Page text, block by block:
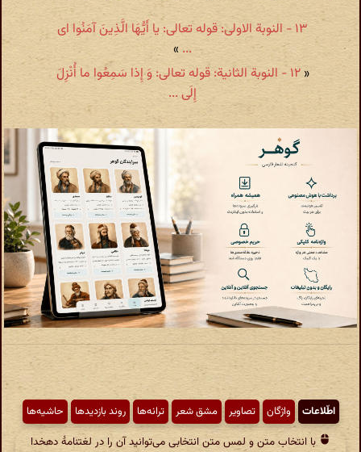
۱۳ - النوبة الاولى: قوله تعالی: یا أَیُّهَا الَّذِینَ آمَنُوا ای
...
»
«
۱۲ - النوبة الثانیة: قوله تعالی: وَ إِذا سَمِعُوا ما أُنْزِلَ
إِلَی ...
اطّلاعات واژگان تصاویر مشق شعر ترانه‌ها روند بازدیدها حاشیه‌ها
با انتخاب متن و لمس متن انتخابی می‌توانید آن را در لغتنامهٔ دهخدا